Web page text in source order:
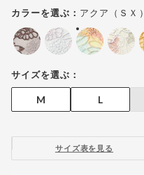
カラーを選ぶ： アクア（ＳＸ）
サイズを選ぶ：
M L
サイズ表を見る